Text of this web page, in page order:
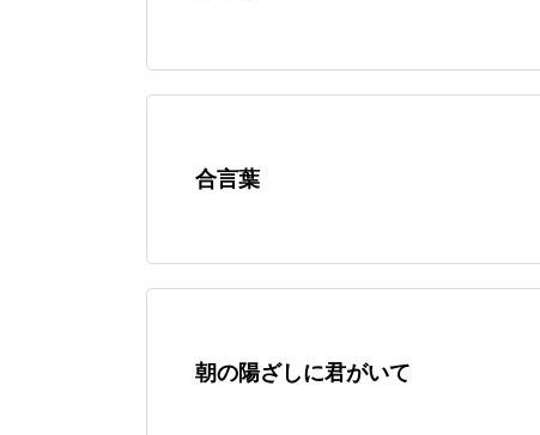
合言葉
朝の陽ざしに君がいて